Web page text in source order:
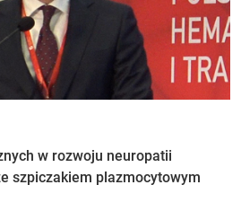
w rozwoju neuropatii
szpiczakiem plazmocytowym